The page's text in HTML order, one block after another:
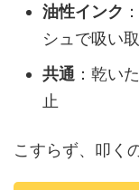
油性インク
シュで吸い
共通 ：乾い
止
こすらず、叩く